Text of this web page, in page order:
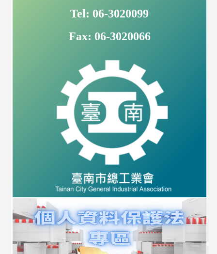
Tel: 06-3020099
Fax: 06-3020066